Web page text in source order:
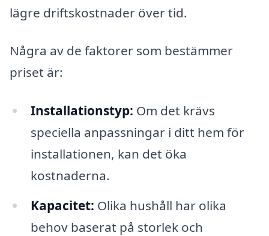
lägre driftskostnader över tid.
Några av de faktorer som bestämmer
priset är:
Installationstyp: Om det krävs
speciella anpassningar i ditt hem för
installationen, kan det öka
kostnaderna.
Kapacitet: Olika hushåll har olika
behov baserat på storlek och